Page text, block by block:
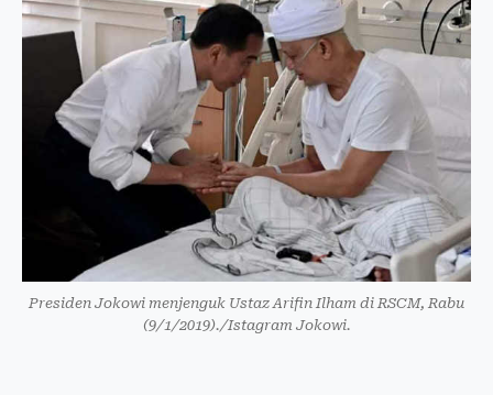
Presiden Jokowi menjenguk Ustaz Arifin Ilham di RSCM, Rabu
(9/1/2019)./Istagram Jokowi.